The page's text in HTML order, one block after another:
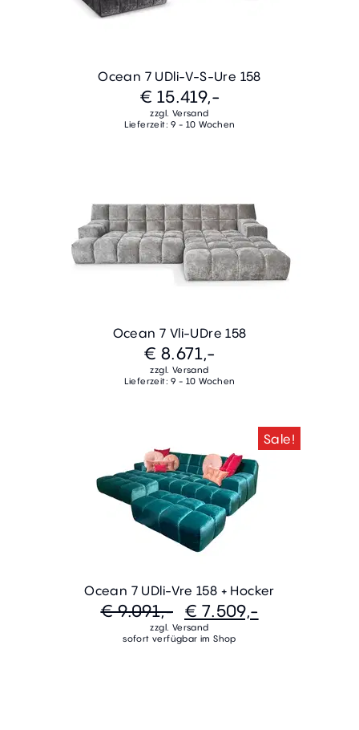
Ocean 7 UDli-V-S-Ure 158
€ 15.419,-
zzgl. Versand
Lieferzeit: 9 - 10 Wochen
Ocean 7 Vli-UDre 158
€ 8.671,-
zzgl. Versand
Lieferzeit: 9 - 10 Wochen
Sale!
Ocean 7 UDli-Vre 158 + Hocker
€ 9.091,- € 7.509,-
zzgl. Versand
sofort verfügbar im Shop